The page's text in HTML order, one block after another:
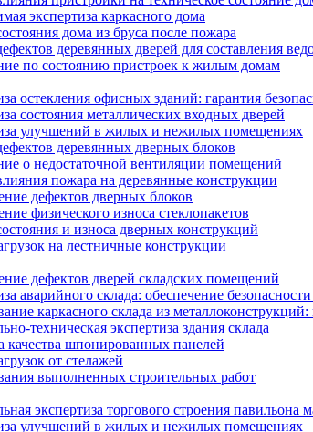
экспертиза каркасного дома
дома из бруса после пожара
деревянных дверей для составления
по состоянию пристроек к жилым домам
остекления офисных зданий: гарантия
состояния металлических входных дверей
улучшений в жилых и нежилых помещениях
деревянных дверных блоков
о недостаточной вентиляции помещений
пожара на деревянные конструкции
дефектов дверных блоков
физического износа стеклопакетов
и износа дверных конструкций
на лестничные конструкции
дефектов дверей складских помещений
аварийного склада: обеспечение
каркасного склада из
техническая экспертиза здания склада
качества шпонированных панелей
от стелажей
выполненных строительных работ
экспертиза торгового строения павильона
улучшений в жилых и нежилых помещениях